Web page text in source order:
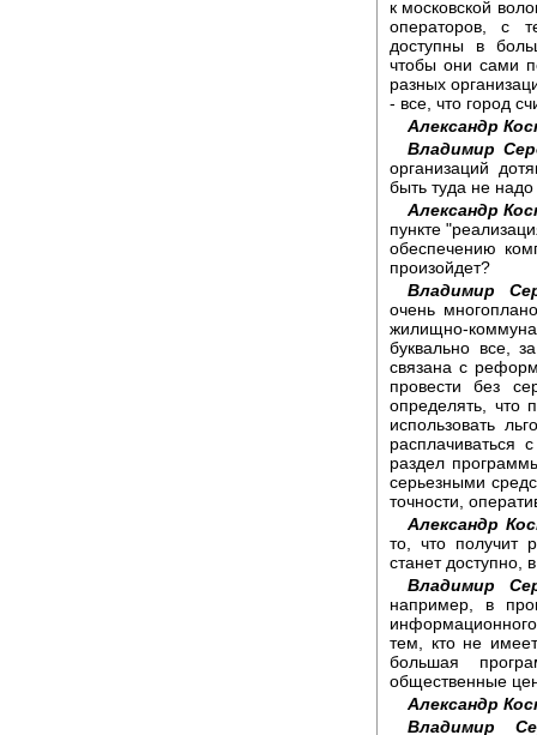
к московской
операторов, с
доступны в
чтобы они сами
разных
- все, что город
Александр
Владимир
организаций
быть туда не
Александр
пункте
обеспечению
произойдет?
Владимир
очень
жилищно-
буквально все,
связана с
провести без
определять, что
использовать
расплачиваться
раздел
серьезными
точности,
Александр
то, что получит
станет доступно,
Владимир
например, в
тем, кто не
большая
общественные
Александр
Владимир